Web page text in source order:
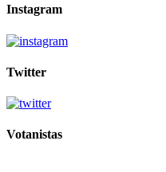
Instagram
Twitter
Votanistas